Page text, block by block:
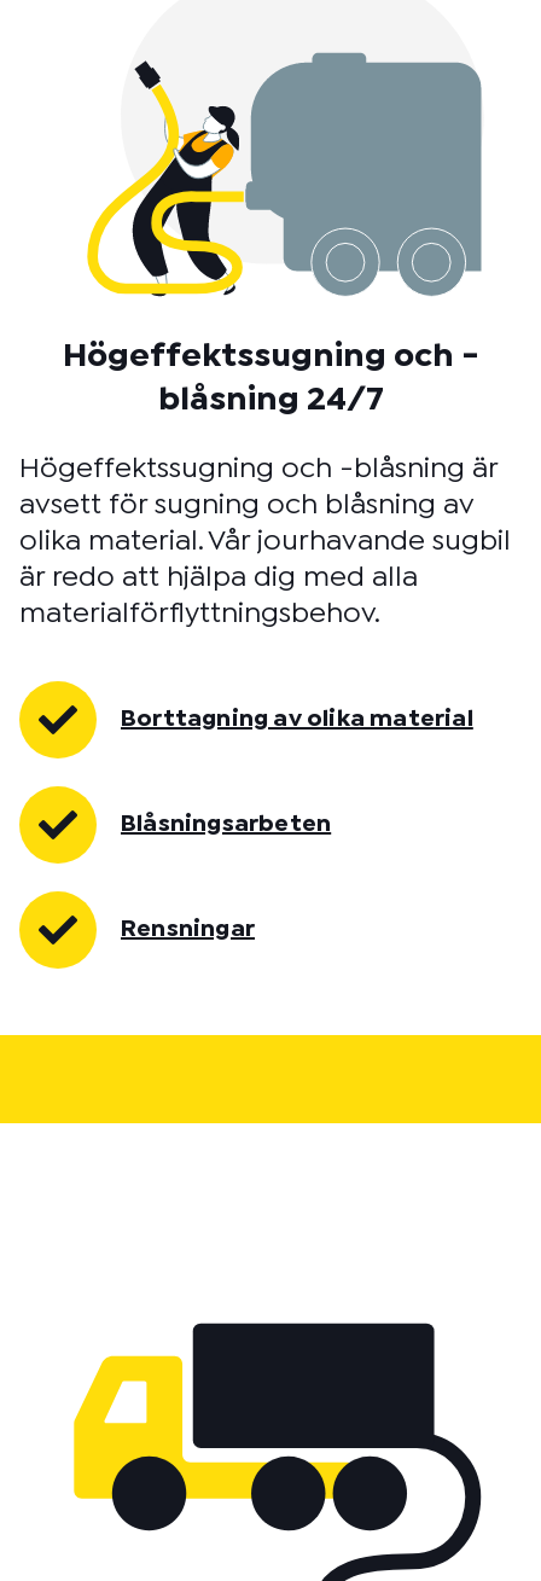
Högeffektssugning och -
blåsning 24/7
Högeffektssugning och -blåsning är
avsett för sugning och blåsning av
olika material. Vår jourhavande sugbil
är redo att hjälpa dig med alla
materialförflyttningsbehov.
Borttagning av olika material
Blåsningsarbeten
Rensningar